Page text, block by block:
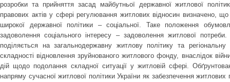
розробки та прийняття засад майбутньої державної житлової
правових актів у сфері регулювання житлових відносин визначено,
широкої державної політики – соціальної. Таке положення
задоволення соціального інтересу – задоволення житлової
поділяється на загальнодержавну житлову політику та
складності відновлення зруйнованого житлового фонду, внаслідок
дій щодо подолання складної ситуації у житловій сфері.
напряму сучасної житлової політики України як забезпечення